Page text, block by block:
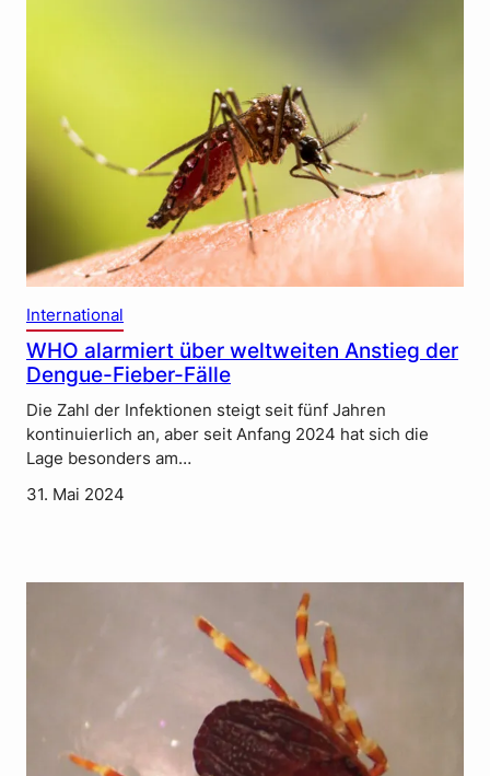
International
WHO alarmiert über weltweiten Anstieg der
Dengue-Fieber-Fälle
Die Zahl der Infektionen steigt seit fünf Jahren
kontinuierlich an, aber seit Anfang 2024 hat sich die
Lage besonders am…
31. Mai 2024